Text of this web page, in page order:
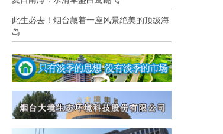
此生必去！烟台藏着一座风景绝美的顶级海
岛